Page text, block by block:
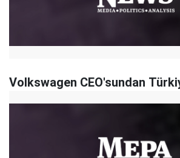
Volkswagen CEO'sundan